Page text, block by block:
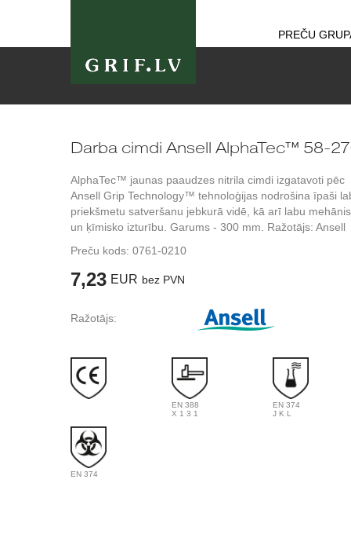
PREČU
Darba cimdi Ansell AlphaTec™ 58-
AlphaTec™ jaunas paaudzes nitrila cimdi izgatavoti pēc
Ansell Grip Technology™ tehnoloģijas nodrošina īpaši
priekšmetu satveršanu jebkurā vidē, kā arī labu
un ķīmisko izturību. Garums - 300 mm. Ražotājs: Ansell
Preču kods: 0761-0210
7,23 EUR bez PVN
Ražotājs:
EN 388
X 1 3 1
EN 374
J K L
EN 374